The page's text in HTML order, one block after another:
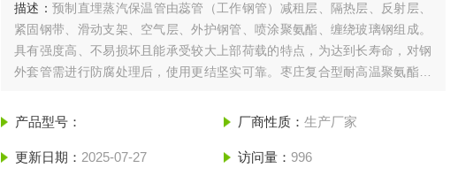
描述：预制直埋蒸汽保温管由蕊管（工作钢管）减租层、隔热层、反射层、
紧固钢带、滑动支架、空气层、外护钢管、喷涂聚氨酯、缠绕玻璃钢组成。
具有强度高、不易损坏且能承受较大上部荷载的特点，为达到长寿命，对钢
外套管需进行防腐处理后，使用更结坚实可靠。枣庄复合型耐高温聚氨酯保
产品型号： 厂商性质： 生产厂家
更新日期： 2025-07-27 访问量： 996